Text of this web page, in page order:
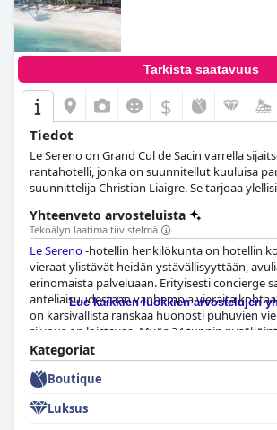
Tarkista saatavuus
$
Tiedot
Le Sereno on Grand Cul de Sacin varrella
rantahotelli, jonka on suunnitellut kuuluisa
suunnittelija Christian Liaigre. Se tarjoaa
kylpylän, laajan valikoiman mukavuuksia ja
vieraanvaraisuuden kaikille vierailleen.
Yhteenveto arvosteluista
Tekoälyn laatima tiivistelmä
Le Sereno-hotellin henkilökunta on hotellin
vieraat ylistävät heidän ystävällisyyttään,
erinomaista palveluaan. Erityisesti concierge
anteliaisuudestaan vanhempia vieraita
on kärsivällistä ranskaa huonosti puhuvien
siivous on loistavaa. Myös 24 tunnin
erittäin kätevä. Vaikka palvelusta oli muutamia
huomautuksia, ne olivat poikkeus eivätkä
kaikkiaan henkilökunta luo lämpimän
Lue kaikkien luokkien arvostelujen
Kategoriat
Boutique
Luksus